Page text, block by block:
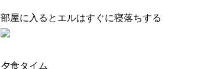
部屋に入るとエルはすぐに寝落ちする
夕食タイム